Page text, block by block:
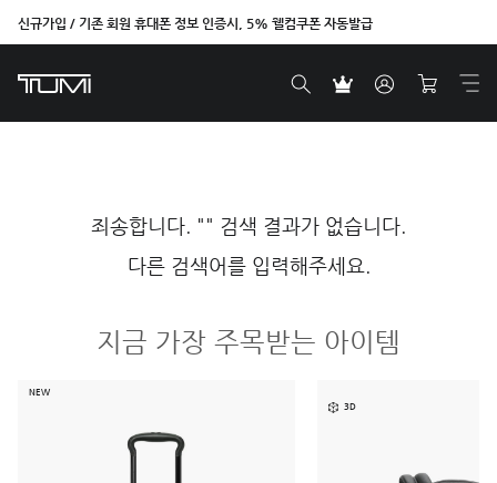
신규가입 / 기존 회원 휴대폰 정보 인증시, 5% 웰컴쿠폰 자동발급
죄송합니다. "" 검색 결과가 없습니다.
다른 검색어를 입력해주세요.
지금 가장 주목받는 아이템
NEW
3D